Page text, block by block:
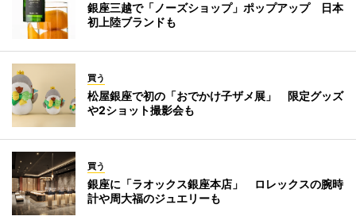
銀座三越で「ノーズショップ」ポップアップ 日本
初上陸ブランドも
買う
松屋銀座で初の「おでかけ子ザメ展」 限定グッズ
や2ショット撮影会も
買う
銀座に「ラオックス銀座本店」 ロレックスの腕時
計や周大福のジュエリーも